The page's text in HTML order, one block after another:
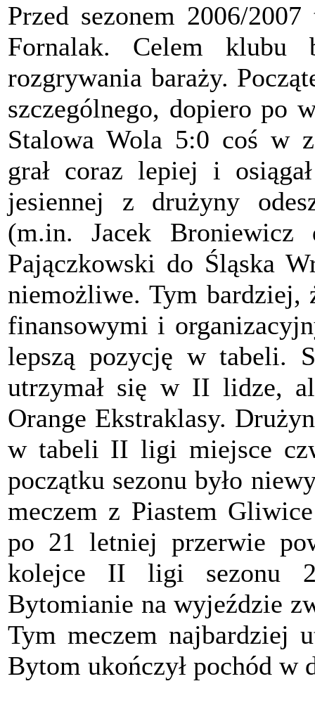
Przed sezonem 2006/
Fornalak. Celem klubu
rozgrywania baraży.
szczególnego, dopiero po
Stalowa Wola 5:0 coś w
grał coraz lepiej i
jesiennej z drużyny
(m.in. Jacek
Pajączkowski do Śląska
niemożliwe. Tym bardziej,
finansowymi i
lepszą pozycję w tabeli.
utrzymał się w II lidze,
Orange Ekstraklasy.
w tabeli II ligi miejsce
początku sezonu było
meczem z Piastem
po 21 letniej przerwie
kolejce II ligi sezonu
Bytomianie na wyjeździe
Tym meczem najbardziej
Bytom ukończył pochód w